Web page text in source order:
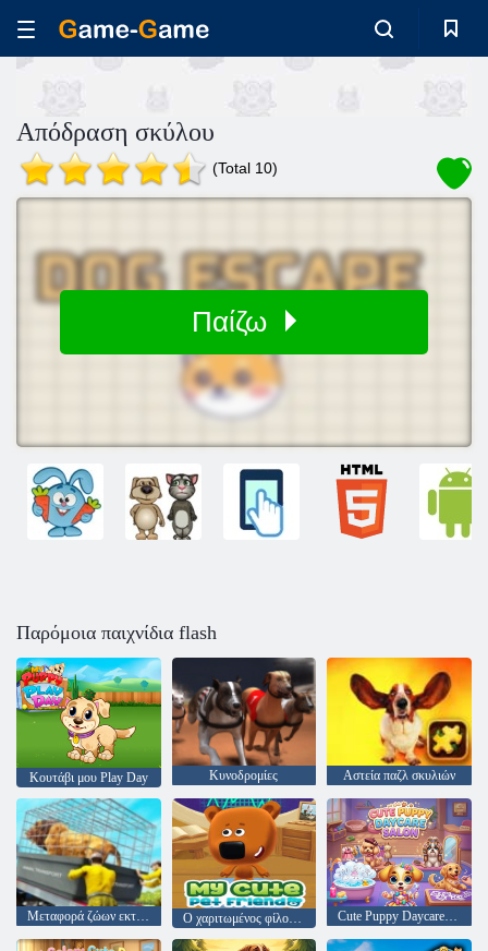
Απόδραση σκύλου
(Total 10)
Παίζω
Παρόμοια παιχνίδια flash
Κουτάβι μου Play Day Κυνοδρομίες Αστεία παζλ σκυλιών
Μεταφορά ζώων εκτροφής Ο χαριτωμένος φίλος μου για κατοικίδια Cute Puppy Daycare Salon